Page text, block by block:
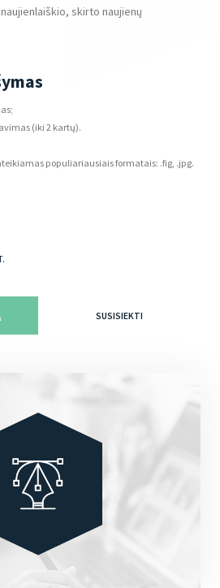
skirto naujienų
(iki 2 kartų).
populiariausiais formatais: .fig, .jpg.
SUSISIEKTI